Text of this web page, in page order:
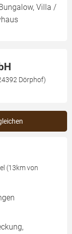
Villa /
Dörphof)
(13km von